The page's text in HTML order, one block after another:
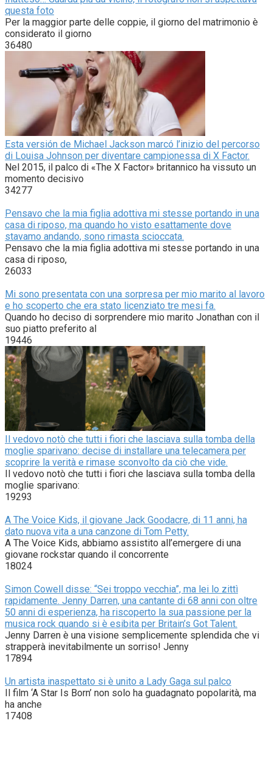
questa foto
Per la maggior parte delle coppie, il giorno del matrimonio è
considerato il giorno
36480
Esta versión de Michael Jackson marcó l’inizio del percorso
di Louisa Johnson per diventare campionessa di X Factor.
Nel 2015, il palco di «The X Factor» britannico ha vissuto un
momento decisivo
34277
Pensavo che la mia figlia adottiva mi stesse portando in una
casa di riposo, ma quando ho visto esattamente dove
stavamo andando, sono rimasta scioccata.
Pensavo che la mia figlia adottiva mi stesse portando in una
casa di riposo,
26033
Mi sono presentata con una sorpresa per mio marito al lavoro
e ho scoperto che era stato licenziato tre mesi fa.
Quando ho deciso di sorprendere mio marito Jonathan con il
suo piatto preferito al
19446
Il vedovo notò che tutti i fiori che lasciava sulla tomba della
moglie sparivano: decise di installare una telecamera per
scoprire la verità e rimase sconvolto da ciò che vide.
Il vedovo notò che tutti i fiori che lasciava sulla tomba della
moglie sparivano:
19293
A The Voice Kids, il giovane Jack Goodacre, di 11 anni, ha
dato nuova vita a una canzone di Tom Petty.
A The Voice Kids, abbiamo assistito all’emergere di una
giovane rockstar quando il concorrente
18024
Simon Cowell disse: “Sei troppo vecchia”, ma lei lo zittì
rapidamente. Jenny Darren, una cantante di 68 anni con oltre
50 anni di esperienza, ha riscoperto la sua passione per la
musica rock quando si è esibita per Britain’s Got Talent.
Jenny Darren è una visione semplicemente splendida che vi
strapperà inevitabilmente un sorriso! Jenny
17894
Un artista inaspettato si è unito a Lady Gaga sul palco
Il film ‘A Star Is Born’ non solo ha guadagnato popolarità, ma
ha anche
17408